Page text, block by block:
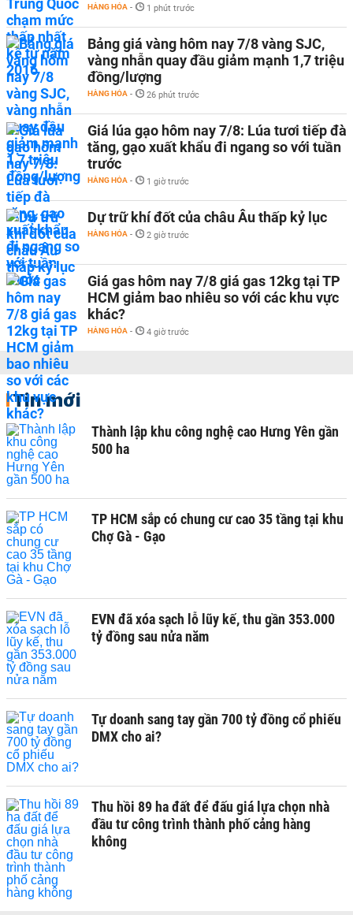
HÀNG HÓA - 1 phút trước
Bảng giá vàng hôm nay 7/8 vàng SJC,
vàng nhẫn quay đầu giảm mạnh 1,7 triệu
đồng/lượng
HÀNG HÓA - 26 phút trước
Giá lúa gạo hôm nay 7/8: Lúa tươi tiếp đà
tăng, gạo xuất khẩu đi ngang so với tuần
trước
HÀNG HÓA - 1 giờ trước
Dự trữ khí đốt của châu Âu thấp kỷ lục
HÀNG HÓA - 2 giờ trước
Giá gas hôm nay 7/8 giá gas 12kg tại TP
HCM giảm bao nhiêu so với các khu vực
khác?
HÀNG HÓA - 4 giờ trước
Tin mới
Thành lập khu công nghệ cao Hưng Yên gần
500 ha
TP HCM sắp có chung cư cao 35 tầng tại khu
Chợ Gà - Gạo
EVN đã xóa sạch lỗ lũy kế, thu gần 353.000
tỷ đồng sau nửa năm
Tự doanh sang tay gần 700 tỷ đồng cổ phiếu
DMX cho ai?
Thu hồi 89 ha đất để đấu giá lựa chọn nhà
đầu tư công trình thành phố cảng hàng
không